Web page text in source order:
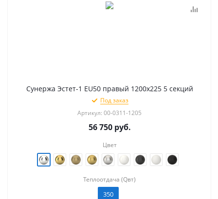
Сунержа Эстет-1 EU50 правый 1200х225 5 секций
Под заказ
Артикул: 00-0311-1205
56 750руб.
Цвет
Теплоотдача (Qвт)
350